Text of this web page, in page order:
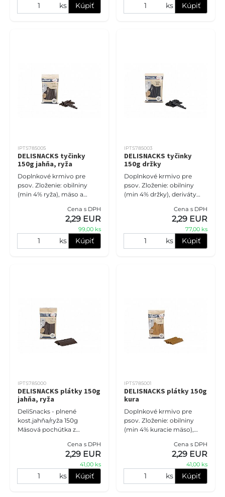
ks Kúpiť ks Kúpiť
IPTS785005
DELISNACKS tyčinky
150g jahňa, ryža
Doplnkové krmivo pre
psov. Zloženie: obilniny
(min 4% ryža), mäso a
jahňacina), rastlinné
bielkovinové extrakty,
Cena s DPH
2,29 EUR
99,00 ks
ks Kúpiť
IPTS785003
DELISNACKS tyčinky
150g držky
Doplnkové krmivo pre
psov. Zloženie: obilniny
(min 4% držky), deriváty
oleje a tuky. Prísady:
konzervačné látky a farbivá.
Cena s DPH
2,29 EUR
77,00 ks
ks Kúpiť
IPTS785000
DELISNACKS plátky 150g
jahňa, ryža
DeliSnacks - plnené
kost.jahňa/ryža 150g
Mäsová pochútka z
Doplnkové krmivo pre
psov. Zloženie: obilniny
(min 4% ryža), mäso a živo
Cena s DPH
2,29 EUR
41,00 ks
ks Kúpiť
IPTS785001
DELISNACKS plátky 150g
kura
Doplnkové krmivo pre
psov. Zloženie: obilniny
(min 4% kuracie mäso),
pôvodu, cukry, oleje a tuky
Prísady: konzervačné látky
Cena s DPH
2,29 EUR
41,00 ks
ks Kúpiť